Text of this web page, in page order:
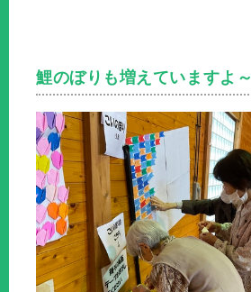
鯉のぼりも増えていますよ～